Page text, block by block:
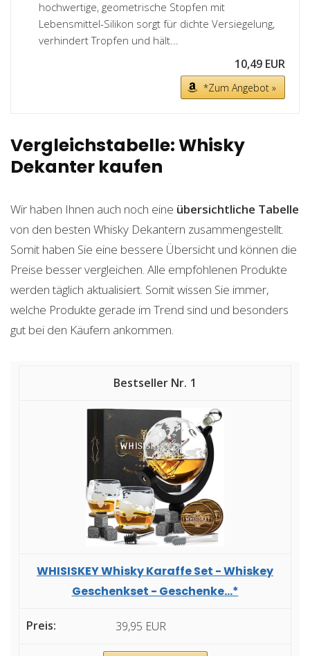
hochwertige, geometrische Stopfen mit
Lebensmittel-Silikon sorgt für dichte Versiegelung,
verhindert Tropfen und hält...
10,49 EUR
*Zum Angebot »
Vergleichstabelle: Whisky
Dekanter kaufen
Wir haben Ihnen auch noch eine übersichtliche Tabelle
von den besten Whisky Dekantern zusammengestellt.
Somit haben Sie eine bessere Übersicht und können die
Preise besser vergleichen. Alle empfohlenen Produkte
werden täglich aktualisiert. Somit wissen Sie immer,
welche Produkte gerade im Trend sind und besonders
gut bei den Käufern ankommen.
1
WHISISKEY Whisky Karaffe Set - Whiskey
Geschenkset - Geschenke...*
39,95 EUR